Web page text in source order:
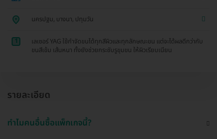
นครปฐม, บางนา, ปทุมวัน
1
เลเซอร์ YAG ใช้กำจัดขนได้ทุกสีผิวและทุกลักษณะขน แต่จะได้ผลดีกว่ากับ
ขนสีเข้ม เส้นหนา ทั้งยังช่วยกระชับรูขุมขน ให้ผิวเรียบเนียน
รายละเอียด
ทำไมคนอื่นซื้อแพ็กเกจนี้?